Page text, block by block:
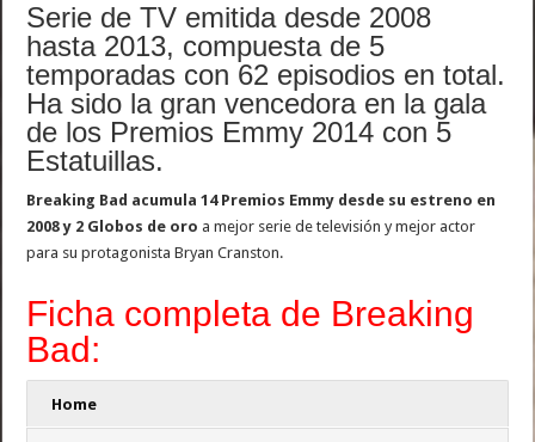
Serie de TV emitida desde 2008
hasta 2013, compuesta de 5
temporadas con 62 episodios en total.
Ha sido la gran vencedora en la gala
de los Premios Emmy 2014 con 5
Estatuillas.
Breaking Bad acumula 14 Premios Emmy desde su estreno en
2008 y 2 Globos de oro a mejor serie de televisión y mejor actor
para su protagonista Bryan Cranston.
Ficha completa de Breaking
Bad:
Home